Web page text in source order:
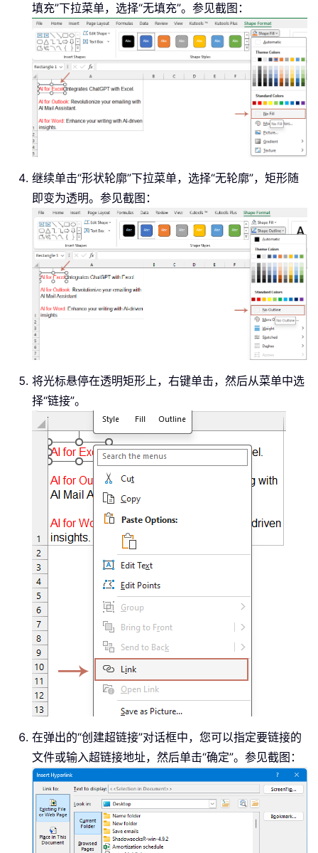
填充”下拉菜单，选择“无填充”。参见截图：
继续单击“形状轮廓”下拉菜单，选择“无轮廓”，矩形随
即变为透明。参见截图：
将光标悬停在透明矩形上，右键单击，然后从菜单中选
择“链接”。
在弹出的“创建超链接”对话框中，您可以指定要链接的
文件或输入超链接地址，然后单击“确定”。参见截图：